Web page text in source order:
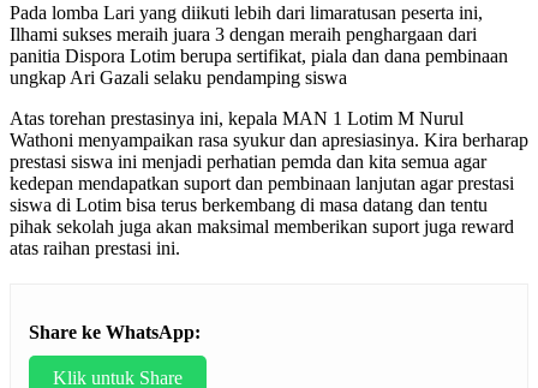
Pada lomba Lari yang diikuti lebih dari limaratusan peserta ini,
Ilhami sukses meraih juara 3 dengan meraih penghargaan dari
panitia Dispora Lotim berupa sertifikat, piala dan dana pembinaan
ungkap Ari Gazali selaku pendamping siswa
Atas torehan prestasinya ini, kepala MAN 1 Lotim M Nurul
Wathoni menyampaikan rasa syukur dan apresiasinya. Kira berharap
prestasi siswa ini menjadi perhatian pemda dan kita semua agar
kedepan mendapatkan suport dan pembinaan lanjutan agar prestasi
siswa di Lotim bisa terus berkembang di masa datang dan tentu
pihak sekolah juga akan maksimal memberikan suport juga reward
atas raihan prestasi ini.
Share ke WhatsApp:
Klik untuk Share